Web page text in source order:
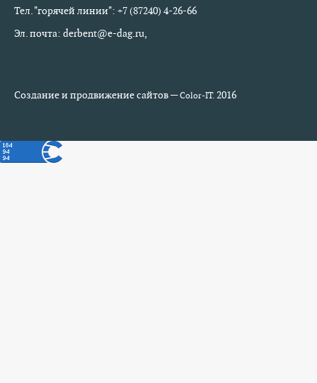
Тел. "горячей линии": +7 (87240) 4-26-66
Эл. почта: derbent@e-dag.ru,
Создание и продвижение сайтов —Color-IT.2016